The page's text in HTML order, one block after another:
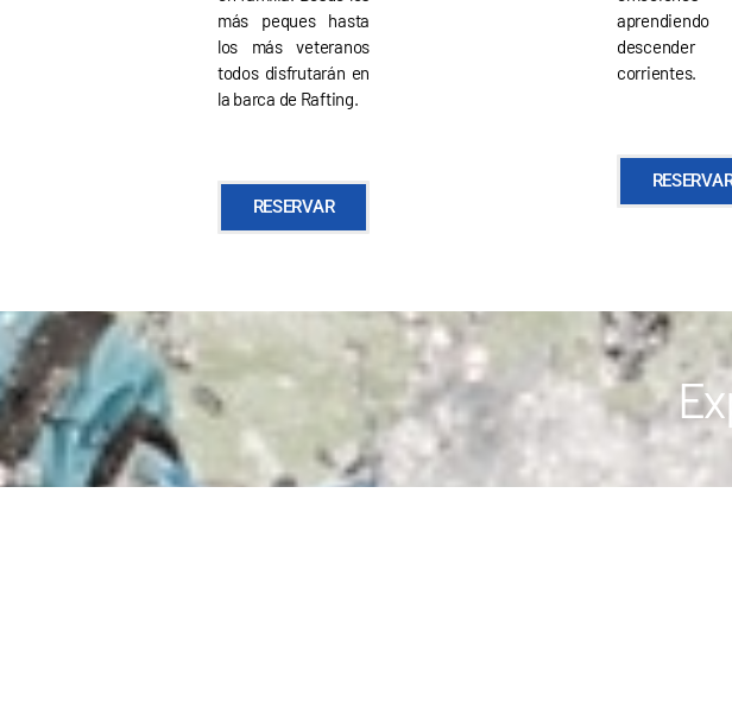
más peques hasta
los más veteranos
todos disfrutarán en
la barca de Rafting.
RESERVAR
corrientes.